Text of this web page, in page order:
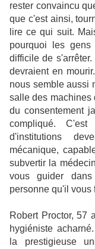
rester convaincu
que c'est ainsi,
lire ce qui suit.
pourquoi les
difficile de
devraient en
nous semble aussi
salle des machines
du consentement
compliqué. C'est
d'institutions
mécanique,
subvertir la
vous guider
personne qu'il vous
Robert Proctor, 57
hygiéniste
la prestigieuse